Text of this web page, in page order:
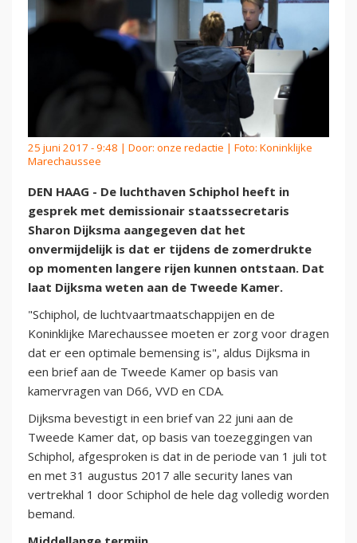
25 juni 2017 - 9:48 | Door: onze redactie | Foto: Koninklijke
Marechaussee
DEN HAAG - De luchthaven Schiphol heeft in
gesprek met demissionair staatssecretaris
Sharon Dijksma aangegeven dat het
onvermijdelijk is dat er tijdens de zomerdrukte
op momenten langere rijen kunnen ontstaan. Dat
laat Dijksma weten aan de Tweede Kamer.
"Schiphol, de luchtvaartmaatschappijen en de
Koninklijke Marechaussee moeten er zorg voor dragen
dat er een optimale bemensing is", aldus Dijksma in
een brief aan de Tweede Kamer op basis van
kamervragen van D66, VVD en CDA.
Dijksma bevestigt in een brief van 22 juni aan de
Tweede Kamer dat, op basis van toezeggingen van
Schiphol, afgesproken is dat in de periode van 1 juli tot
en met 31 augustus 2017 alle security lanes van
vertrekhal 1 door Schiphol de hele dag volledig worden
bemand.